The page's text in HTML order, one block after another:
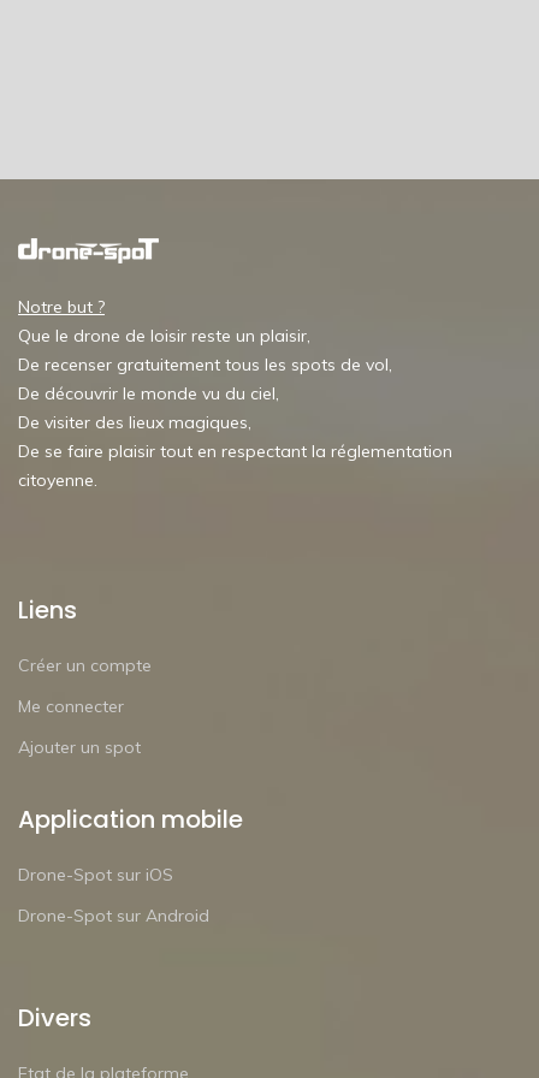
Notre but ?
Que le drone de loisir reste un plaisir,
De recenser gratuitement tous les spots de vol,
De découvrir le monde vu du ciel,
De visiter des lieux magiques,
De se faire plaisir tout en respectant la réglementation
citoyenne.
Liens
Créer un compte
Me connecter
Ajouter un spot
Application mobile
Drone-Spot sur iOS
Drone-Spot sur Android
Divers
Etat de la plateforme